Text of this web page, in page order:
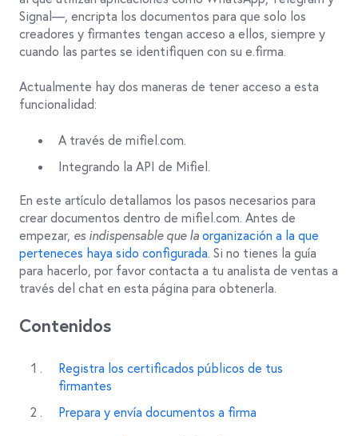
Signal—, encripta los documentos para que solo los
creadores y firmantes tengan acceso a ellos, siempre y
cuando las partes se identifiquen con su e.firma.
Actualmente hay dos maneras de tener acceso a esta
funcionalidad:
A través de mifiel.com.
Integrando la API de Mifiel.
En este artículo detallamos los pasos necesarios para
crear documentos dentro de mifiel.com. Antes de
empezar, es indispensable que la organización a la que
perteneces haya sido configurada. Si no tienes la guía
para hacerlo, por favor contacta a tu analista de ventas a
través del chat en esta página para obtenerla.
Contenidos
Registra los certificados públicos de tus
firmantes
Prepara y envía documentos a firma